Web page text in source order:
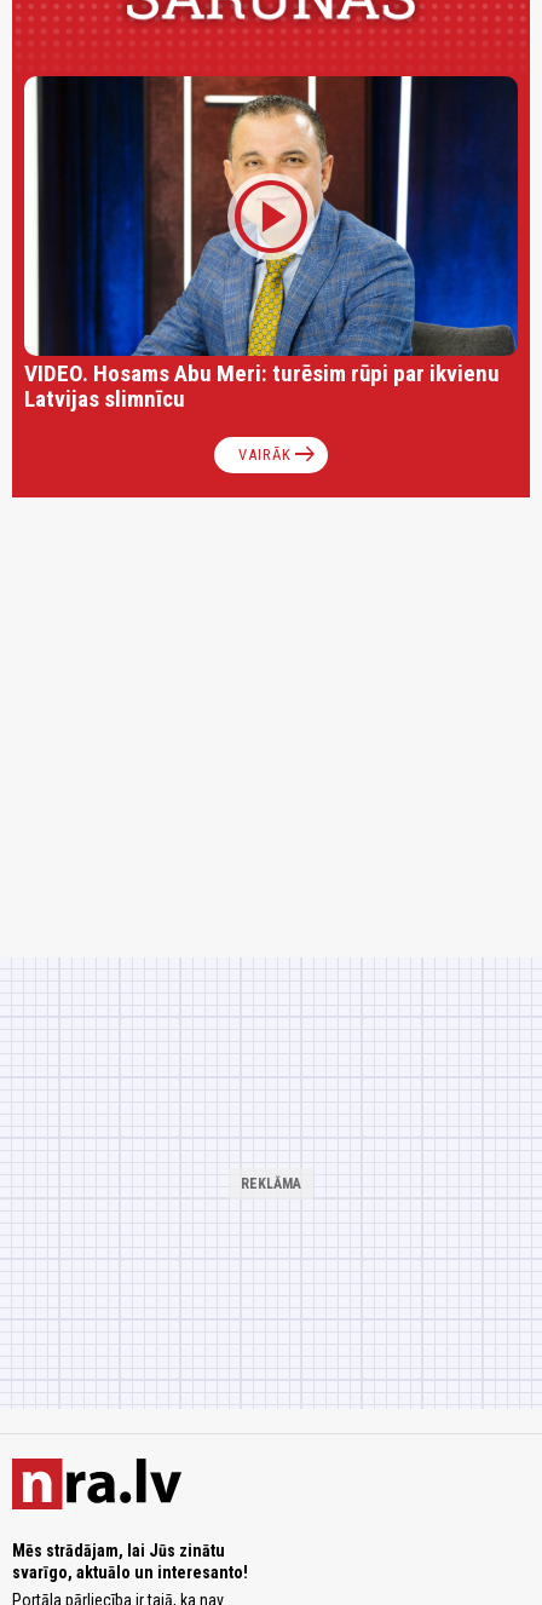
play_circle
VIDEO. Hosams Abu Meri: turēsim rūpi par ikvienu
Latvijas slimnīcu
VAIRĀK arrow_right_alt
Mēs strādājam, lai Jūs zinātu
svarīgo, aktuālo un interesanto!
Portāla pārliecība ir tajā, ka nav